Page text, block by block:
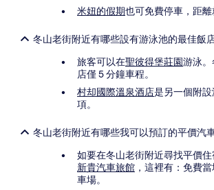
米妞的假期也可免費停車，距離
冬山老街附近有哪些設有游泳池的最佳飯
旅客可以在聖彼得堡莊園游泳
店僅 5 分鐘車程。
村却國際溫泉酒店是另一個附
項。
冬山老街附近有哪些我可以預訂的平價汽
如要在冬山老街附近尋找平價
新貴汽車旅館 ，這裡有：免費
車場。